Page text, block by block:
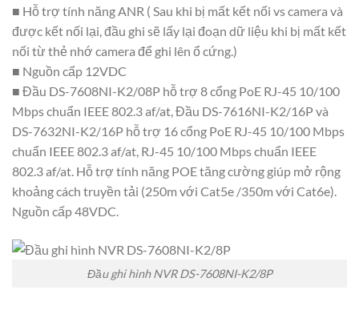
■ Hỗ trợ tính năng ANR ( Sau khi bị mất kết nối vs camera và
được kết nối lại, đầu ghi sẽ lấy lại đoạn dữ liệu khi bị mất kết
nối từ thẻ nhớ camera để ghi lên ổ cứng.)
■ Nguồn cấp 12VDC
■ Đầu DS-7608NI-K2/08P hỗ trợ 8 cổng PoE RJ-45 10/100
Mbps chuẩn IEEE 802.3 af/at, Đầu DS-7616NI-K2/16P và
DS-7632NI-K2/16P hỗ trợ 16 cổng PoE RJ-45 10/100 Mbps
chuẩn IEEE 802.3 af/at, RJ-45 10/100 Mbps chuẩn IEEE
802.3 af/at. Hỗ trợ tính năng POE tăng cường giúp mở rộng
khoảng cách truyền tải (250m với Cat5e /350m với Cat6e).
Nguồn cấp 48VDC.
Đầu ghi hình NVR DS-7608NI-K2/8P